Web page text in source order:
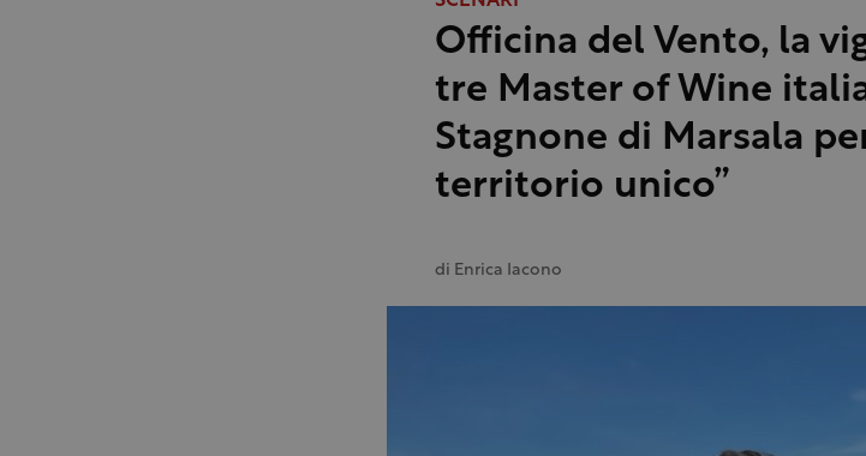
Officina del Vento, la
tre Master of Wine
Stagnone di Marsala
territorio unico”
di Enrica Iacono